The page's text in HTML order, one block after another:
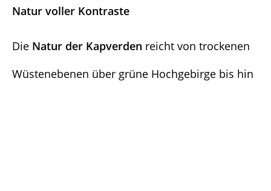
Natur voller Kontraste
Die Natur der Kapverden reicht von trockenen
Wüstenebenen über grüne Hochgebirge bis hin